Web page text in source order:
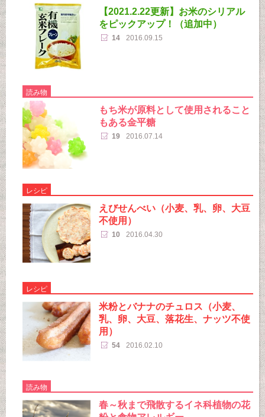
【2021.2.22更新】お米のシリアル
をピックアップ！（追加中）
14 2016.09.15
読み物
もち米が原料として使用されること
もある金平糖
19 2016.07.14
レシピ
えびせんべい（小麦、乳、卵、大豆
不使用）
10 2016.04.30
レシピ
米粉とバナナのチュロス（小麦、
乳、卵、大豆、落花生、ナッツ不使
用）
54 2016.02.10
読み物
春～秋まで飛散するイネ科植物の花